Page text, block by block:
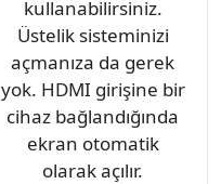
kullanabilirsiniz.
Üstelik sisteminizi
açmanıza da gerek
yok. HDMI girişine bir
cihaz bağlandığında
ekran otomatik
olarak açılır.